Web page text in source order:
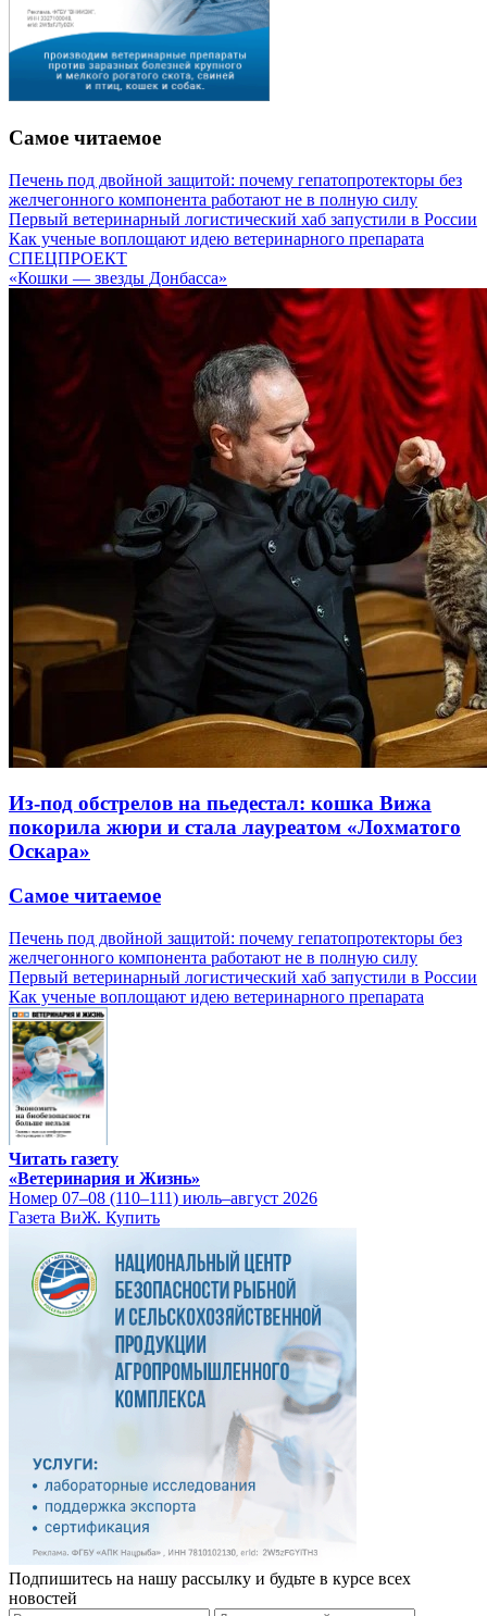
Самое читаемое
Печень под двойной защитой: почему гепатопротекторы без
желчегонного компонента работают не в полную силу
Первый ветеринарный логистический хаб запустили в России
Как ученые воплощают идею ветеринарного препарата
СПЕЦПРОЕКТ
«Кошки — звезды Донбасса»
Из-под обстрелов на пьедестал: кошка Вижа
покорила жюри и стала лауреатом «Лохматого
Оскара»
Самое читаемое
Печень под двойной защитой: почему гепатопротекторы без
желчегонного компонента работают не в полную силу
Первый ветеринарный логистический хаб запустили в России
Как ученые воплощают идею ветеринарного препарата
Читать газету
«Ветеринария и Жизнь»
Номер 07–08 (110–111) июль–август 2026
Газета ВиЖ. Купить
Подпишитесь на нашу рассылку и будьте в курсе всех
новостей